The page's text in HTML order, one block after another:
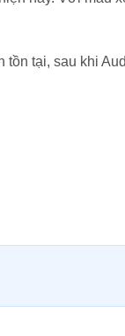
tồn tại, sau khi